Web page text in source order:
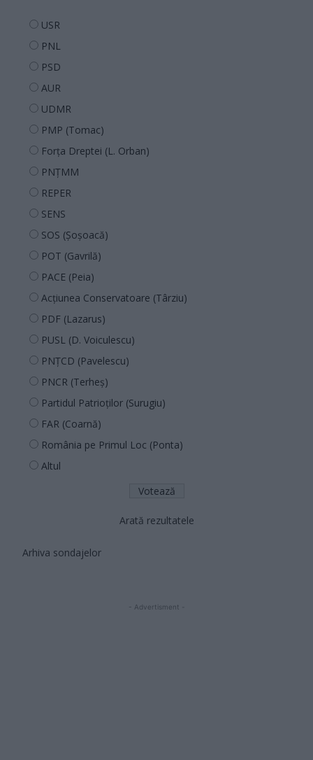
USR
PNL
PSD
AUR
UDMR
PMP (Tomac)
Forța Dreptei (L. Orban)
PNȚMM
REPER
SENS
SOS (Șoșoacă)
POT (Gavrilă)
PACE (Peia)
Acțiunea Conservatoare (Târziu)
PDF (Lazarus)
PUSL (D. Voiculescu)
PNȚCD (Pavelescu)
PNCR (Terheș)
Partidul Patrioților (Surugiu)
FAR (Coarnă)
România pe Primul Loc (Ponta)
Altul
Arată rezultatele
Arhiva sondajelor
- Advertisment -